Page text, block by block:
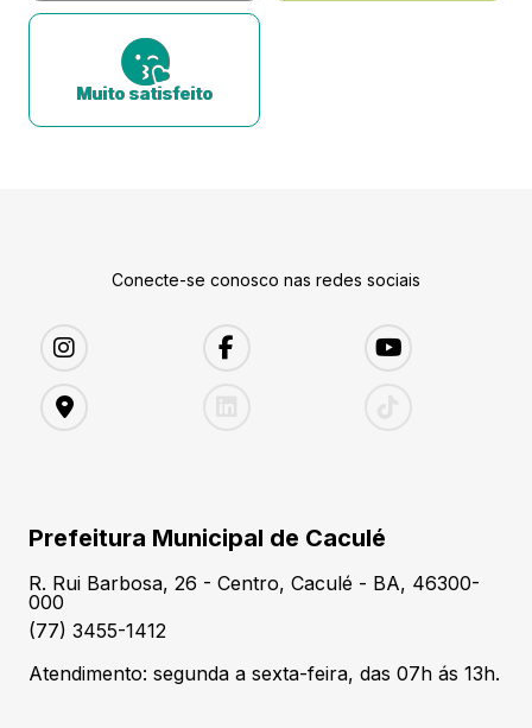
Muito satisfeito
Conecte-se conosco nas redes sociais
Prefeitura Municipal de Caculé
R. Rui Barbosa, 26 - Centro, Caculé - BA, 46300-
000
(77) 3455-1412
Atendimento: segunda a sexta-feira, das 07h ás 13h.